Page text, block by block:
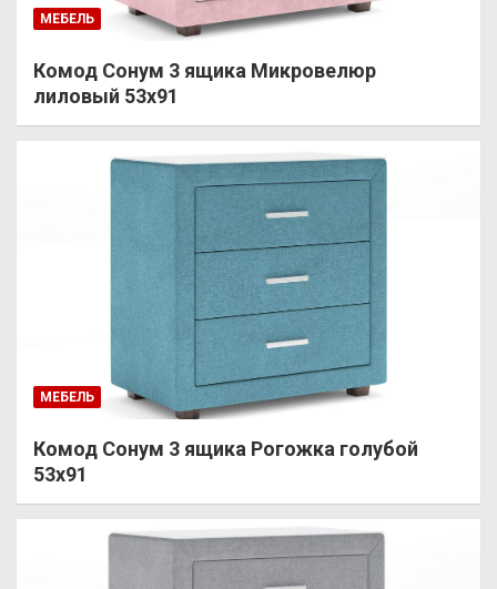
МЕБЕЛЬ
Комод Сонум 3 ящика Микровелюр
лиловый 53х91
МЕБЕЛЬ
Комод Сонум 3 ящика Рогожка голубой
53х91